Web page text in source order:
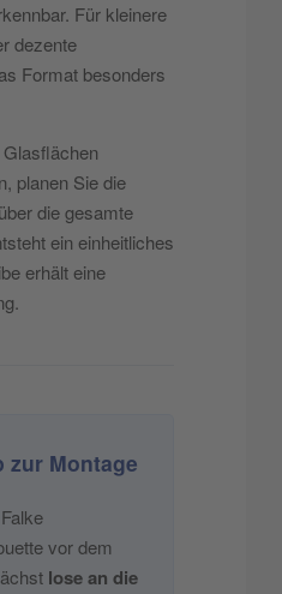
Für kleinere
dezente
Format besonders
planen Sie die
die gesamte
ein einheitliches
erhält eine
zur Montage
vor dem
lose an die